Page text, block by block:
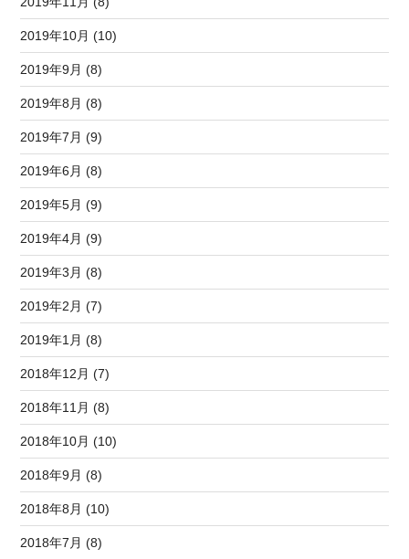
2019年10月 (10)
2019年9月 (8)
2019年8月 (8)
2019年7月 (9)
2019年6月 (8)
2019年5月 (9)
2019年4月 (9)
2019年3月 (8)
2019年2月 (7)
2019年1月 (8)
2018年12月 (7)
2018年11月 (8)
2018年10月 (10)
2018年9月 (8)
2018年8月 (10)
2018年7月 (8)